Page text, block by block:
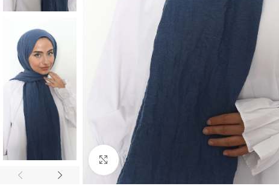
Click to enlarge